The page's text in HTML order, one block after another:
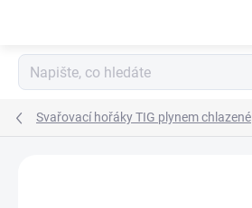
Svařovací hořáky TIG plynem chlazené